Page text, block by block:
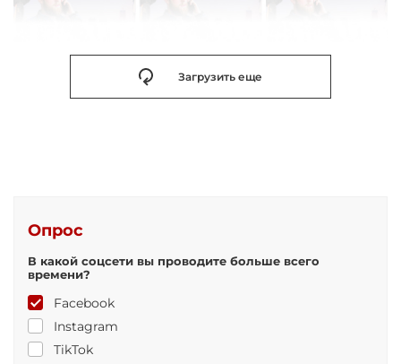
Загрузить еще
Опрос
В какой соцсети вы проводите больше всего
времени?
Facebook
Instagram
TikTok